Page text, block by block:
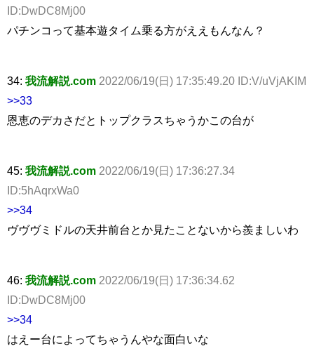
ID:DwDC8Mj00
パチンコって基本遊タイム乗る方がええもんなん？
34: 我流解説.com 2022/06/19(日) 17:35:49.20 ID:V/uVjAKIM
>>33
恩恵のデカさだとトップクラスちゃうかこの台が
45: 我流解説.com 2022/06/19(日) 17:36:27.34
ID:5hAqrxWa0
>>34
ヴヴヴミドルの天井前台とか見たことないから羨ましいわ
46: 我流解説.com 2022/06/19(日) 17:36:34.62
ID:DwDC8Mj00
>>34
はえー台によってちゃうんやな面白いな